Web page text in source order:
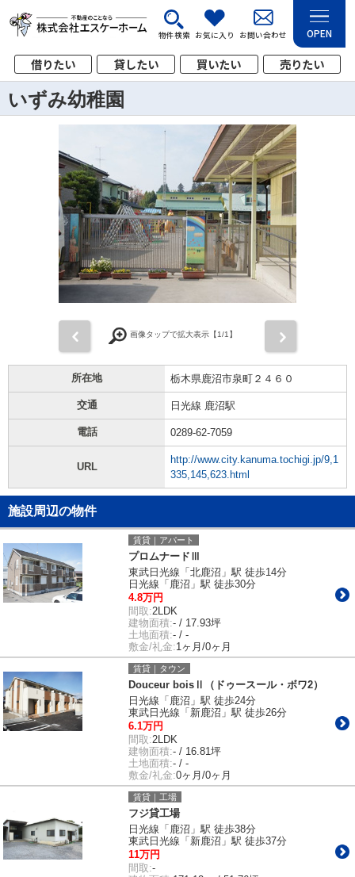
物件検索 お気に入り お問い合わせ OPEN
借りたい 貸したい 買いたい 売りたい
いずみ幼稚園
画像タップで拡大表示【1/1】
所在地 栃木県鹿沼市泉町２４６０
交通 日光線 鹿沼駅
電話 0289-62-7059
URL
http://www.city.kanuma.tochigi.jp/9,1
335,145,623.html
施設周辺の物件
賃貸｜アパート
プロムナードⅢ
東武日光線「北鹿沼」駅 徒歩14分
日光線「鹿沼」駅 徒歩30分
4.8万円
間取:2LDK
建物面積:- / 17.93坪
土地面積:- / -
敷金/礼金:1ヶ月/0ヶ月
賃貸｜タウン
Douceur boisⅡ（ドゥースール・ボワ2）
日光線「鹿沼」駅 徒歩24分
東武日光線「新鹿沼」駅 徒歩26分
6.1万円
間取:2LDK
建物面積:- / 16.81坪
土地面積:- / -
敷金/礼金:0ヶ月/0ヶ月
賃貸｜工場
フジ貸工場
日光線「鹿沼」駅 徒歩38分
東武日光線「新鹿沼」駅 徒歩37分
11万円
間取:-